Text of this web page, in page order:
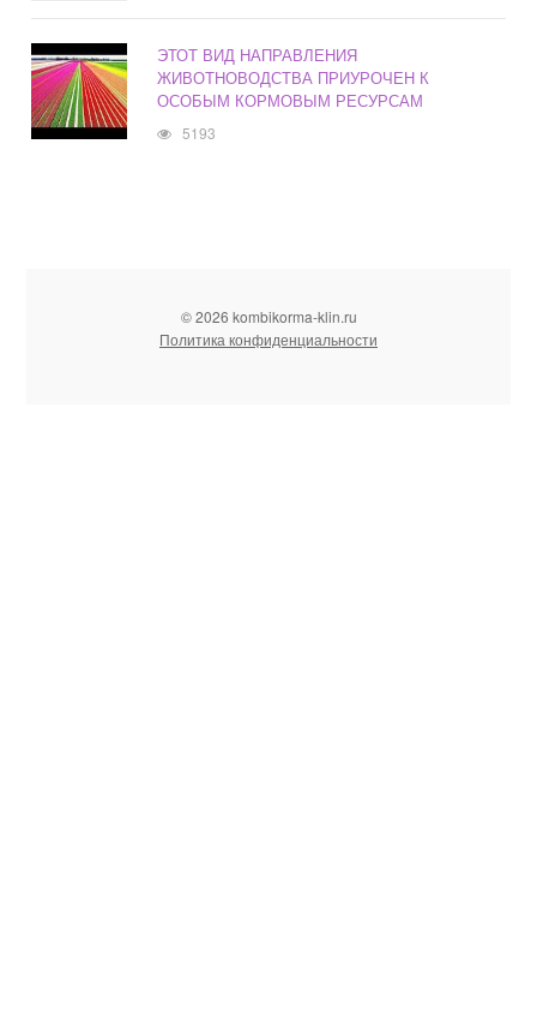
ЭТОТ ВИД НАПРАВЛЕНИЯ
ЖИВОТНОВОДСТВА ПРИУРОЧЕН К
ОСОБЫМ КОРМОВЫМ РЕСУРСАМ
5193
© 2026 kombikorma-klin.ru
Политика конфиденциальности